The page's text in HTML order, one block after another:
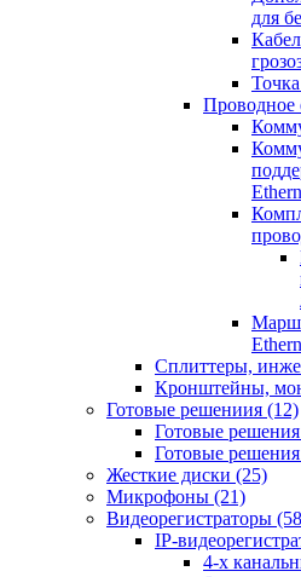
для
Проводное
Сплиттеры,
Кронштейны,
Готовые решениия (12)
Готовые
Готовые
Жесткие диски (25)
Микрофоны (21)
Видеорегистраторы
IP-
4-х